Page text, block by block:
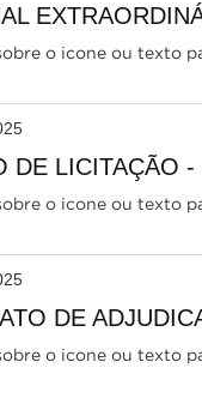
o icone ou texto
DE LICITAÇÃO
o icone ou texto
DE
o icone ou texto